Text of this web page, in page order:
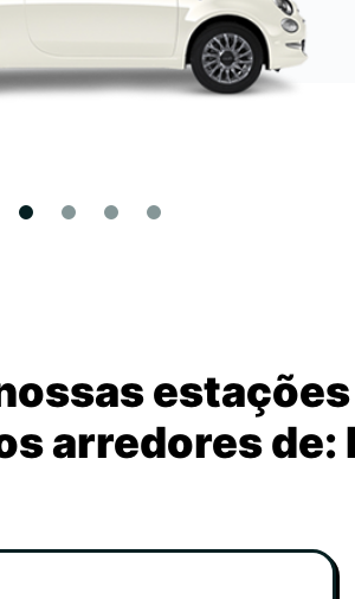
arredores de: